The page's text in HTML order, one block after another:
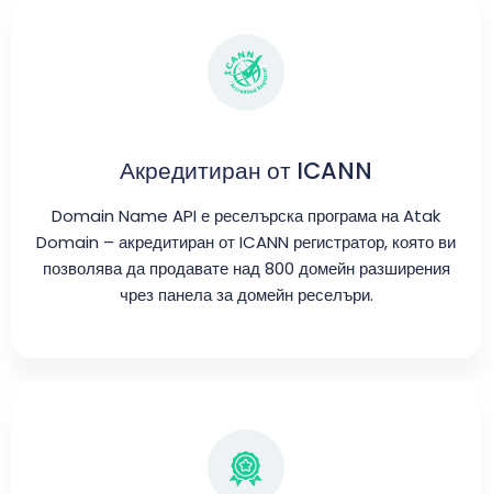
Акредитиран от ICANN
Domain Name API е реселърска програма на Atak
Domain – акредитиран от ICANN регистратор, която ви
позволява да продавате над 800 домейн разширения
чрез панела за домейн реселъри.